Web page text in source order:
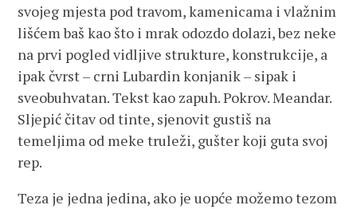
svojeg mjesta pod travom, kamenicama i vlažnim
lišćem baš kao što i mrak odozdo dolazi, bez neke
na prvi pogled vidljive strukture, konstrukcije, a
ipak čvrst – crni Lubardin konjanik – sipak i
sveobuhvatan. Tekst kao zapuh. Pokrov. Meandar.
Sljepić čitav od tinte, sjenovit gustiš na
temeljima od meke truleži, gušter koji guta svoj
rep.
Teza je jedna jedina, ako je uopće možemo tezom